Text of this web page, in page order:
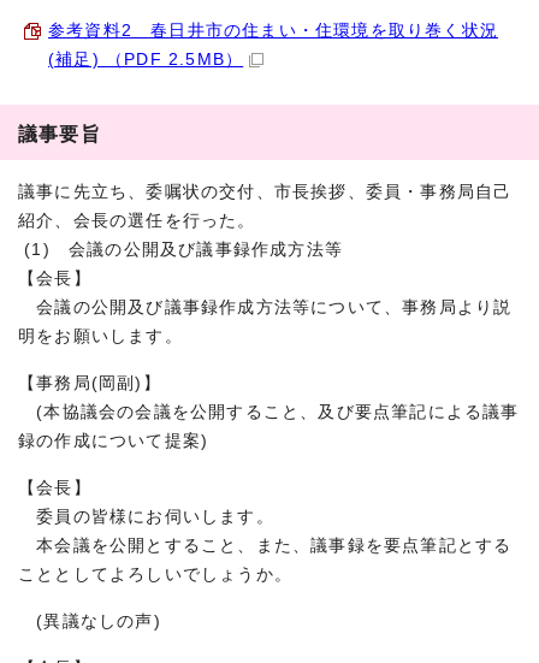
参考資料2 春日井市の住まい・住環境を取り巻く状況
(補足) （PDF 2.5MB）
議事要旨
議事に先立ち、委嘱状の交付、市長挨拶、委員・事務局自己
紹介、会長の選任を行った。
(1) 会議の公開及び議事録作成方法等
【会長】
会議の公開及び議事録作成方法等について、事務局より説
明をお願いします。
【事務局(岡副)】
(本協議会の会議を公開すること、及び要点筆記による議事
録の作成について提案)
【会長】
委員の皆様にお伺いします。
本会議を公開とすること、また、議事録を要点筆記とする
こととしてよろしいでしょうか。
(異議なしの声)